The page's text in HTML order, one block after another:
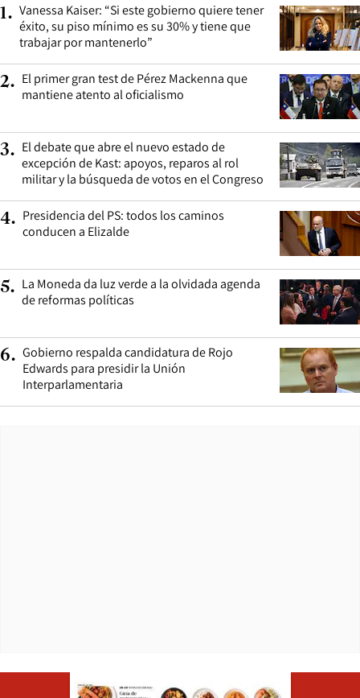
1. Vanessa Kaiser: “Si este gobierno quiere tener
éxito, su piso mínimo es su 30% y tiene que
trabajar por mantenerlo”
2. El primer gran test de Pérez Mackenna que
mantiene atento al oficialismo
3. El debate que abre el nuevo estado de
excepción de Kast: apoyos, reparos al rol
militar y la búsqueda de votos en el Congreso
4. Presidencia del PS: todos los caminos
conducen a Elizalde
5. La Moneda da luz verde a la olvidada agenda
de reformas políticas
6. Gobierno respalda candidatura de Rojo
Edwards para presidir la Unión
Interparlamentaria